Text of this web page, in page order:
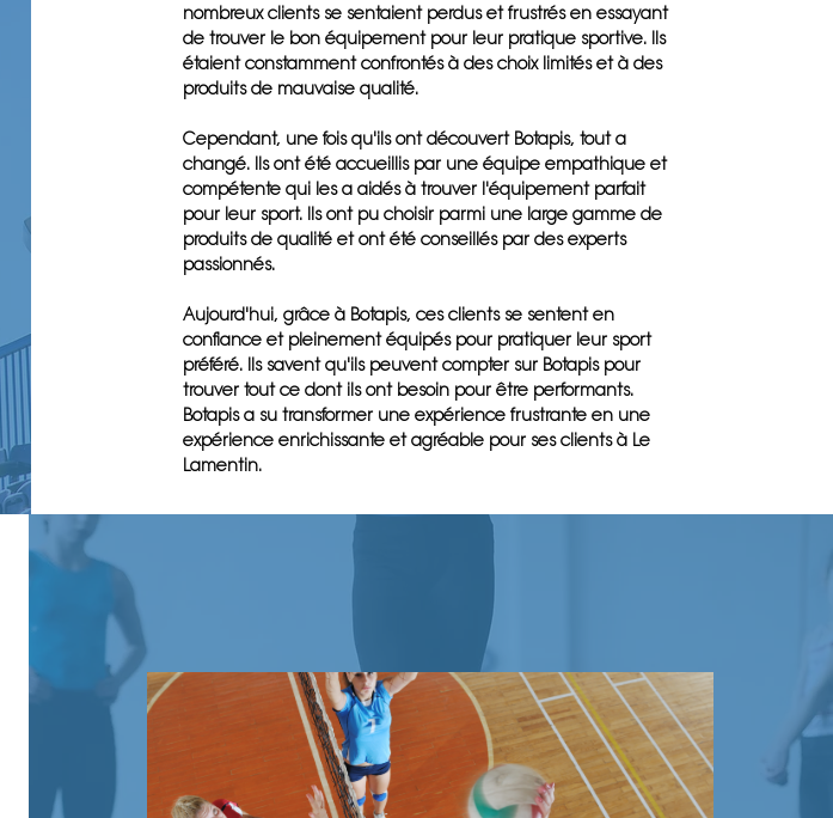
nombreux clients se sentaient perdus et frustrés en essayant
de trouver le bon équipement pour leur pratique sportive. Ils
étaient constamment confrontés à des choix limités et à des
produits de mauvaise qualité.
Cependant, une fois qu'ils ont découvert Botapis, tout a
changé. Ils ont été accueillis par une équipe empathique et
compétente qui les a aidés à trouver l'équipement parfait
pour leur sport. Ils ont pu choisir parmi une large gamme de
produits de qualité et ont été conseillés par des experts
passionnés.
Aujourd'hui, grâce à Botapis, ces clients se sentent en
confiance et pleinement équipés pour pratiquer leur sport
préféré. Ils savent qu'ils peuvent compter sur Botapis pour
trouver tout ce dont ils ont besoin pour être performants.
Botapis a su transformer une expérience frustrante en une
expérience enrichissante et agréable pour ses clients à Le
Lamentin.